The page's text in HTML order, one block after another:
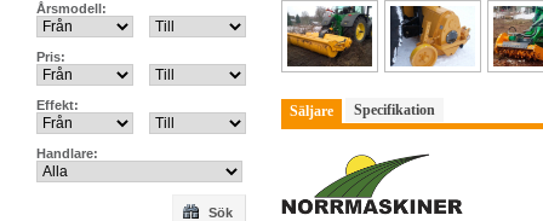
Årsmodell:
Pris:
Effekt:
Handlare:
Sök
Säljare Specifikation